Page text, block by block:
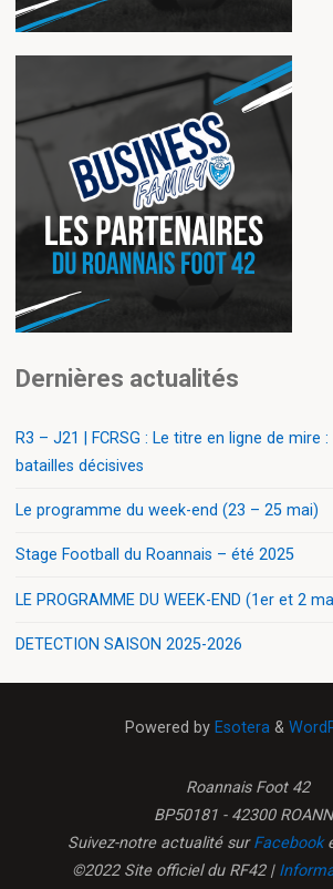
Dernières actualités
R3 – J21 | FCRSG : Le titre en ligne de mire
batailles décisives
Le programme du week-end (23 – 25 mai)
Stage Football du Roannais – été 2025
LE PROGRAMME DU WEEK-END (1er et 2
DETECTION SAISON 2025-2026
Powered by Esotera &
Roannais Foot 42
BP50181 - 42300
Suivez-notre actualité surFacebook
©2022 Site officiel du RF42 |